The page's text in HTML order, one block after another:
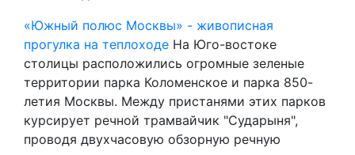
«Южный полюс Москвы» - живописная
прогулка на теплоходе На Юго-востоке
столицы расположились огромные зеленые
территории парка Коломенское и парка 850-
летия Москвы. Между пристанями этих парков
курсирует речной трамвайчик "Сударыня",
проводя двухчасовую обзорную речную